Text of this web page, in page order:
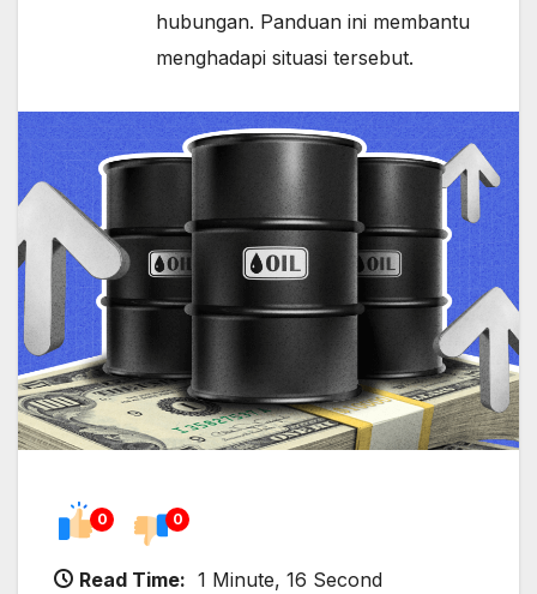
hubungan. Panduan ini membantu
menghadapi situasi tersebut.
0 0
Read Time: 1 Minute, 16 Second